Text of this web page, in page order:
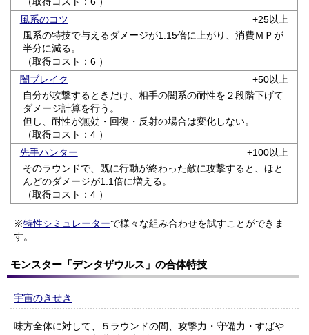
風系のコツ
+25以上
風系の特技で与えるダメージが1.15倍に上がり、消費ＭＰが
半分に減る。
（取得コスト：6 ）
闇ブレイク
+50以上
自分が攻撃するときだけ、相手の闇系の耐性を２段階下げて
ダメージ計算を行う。
但し、耐性が無効・回復・反射の場合は変化しない。
（取得コスト：4 ）
先手ハンター
+100以上
そのラウンドで、既に行動が終わった敵に攻撃すると、ほと
んどのダメージが1.1倍に増える。
（取得コスト：4 ）
※特性シミュレーターで様々な組み合わせを試すことができま
す。
モンスター「デンタザウルス」の合体特技
宇宙のきせき
味方全体に対して、５ラウンドの間、攻撃力・守備力・すばや